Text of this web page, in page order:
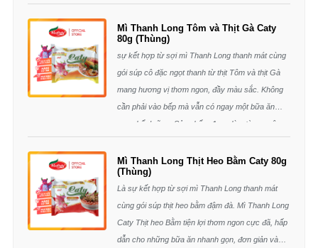
bữa ăn thơm ngon, bổ dưỡng. Sản phẩm được
Thành phần:
Vắt Mì: Bột mì, tinh bột khoai mì, tinh bột
khoai tây, thanh long đỏ (120g/kg),
chất ổn định(452(i), 510(i)), màu tổng
Gói súp: muối ăn, đường, chất điều vị
(621,627,631), chiết xuất nấm men, dầu cọ
tinh luyện, bột hải sản(25g/kg), nước cốt
me(25g/kg), rau ôm, sả, ới(25g/kg), tiêu,
hành tỏi, chất điều chỉnh độ
acid(296,330,334), chất bảo quản(211).
Mì Thanh Long Tôm và Thịt Gà Caty
80g (Thùng)
sự kết hợp từ sợi mì Thanh Long thanh mát cùng
gói súp cô đặc ngọt thanh từ thịt Tôm và thịt Gà
mang hương vị thơm ngon, đầy màu sắc. Không
cần phải vào bếp mà vẫn có ngay một bữa ăn
ngon bổ dưỡng. Sản phẩm được làm từ nguyên
Thành phần:
Vắt mì: Bột mì, tinh bột khoai mì, tinh bột khoai tây,
thanh long đỏ (120g/kg), shortening, muối, chất
làm dày(412), chất điều vị(612), chất tạo
xốp(500(i), 500(ii)), chất ổn định(452(i), 510(i)),
màu tổng hợp(120), chất chống oxi hóa(321).
Mì Thanh Long Thịt Heo Bằm Caty 80g
(Thùng)
Là sự kết hợp từ sợi mì Thanh Long thanh mát
cùng gói súp thịt heo bằm đậm đà. Mì Thanh Long
Caty Thịt heo Bằm tiện lợi thơm ngon cực đã, hấp
dẫn cho những bữa ăn nhanh gọn, đơn giản và